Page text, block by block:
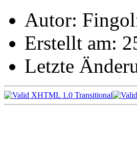
Autor:
Erstellt am:
Letzte